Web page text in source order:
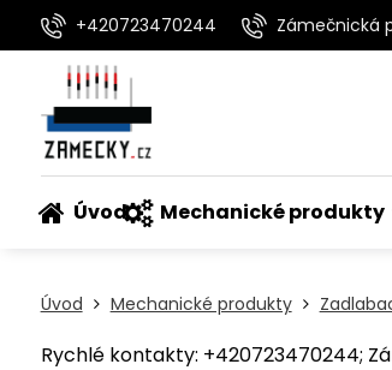
+420723470244 Zámečnická
Úvod Mechanické produkty
Úvod Mechanické produkty
Rychlé kontakty: +420723470244;